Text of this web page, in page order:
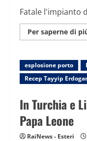
Fatale l'impianto
Per saperne di
esplosione porto
Recep Tayyip
In Turchia e
Papa Leone
RaiNews - Esteri